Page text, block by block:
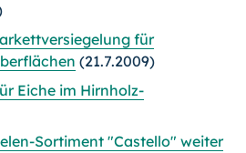
für
(21.7.2009)
Eiche im Hirnholz-
Sortiment "Castello" weiter